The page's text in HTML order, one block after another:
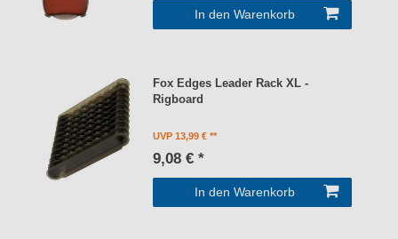
In den Warenkorb
Fox Edges Leader Rack XL -
Rigboard
UVP 13,99 €
9,08 € *
In den Warenkorb